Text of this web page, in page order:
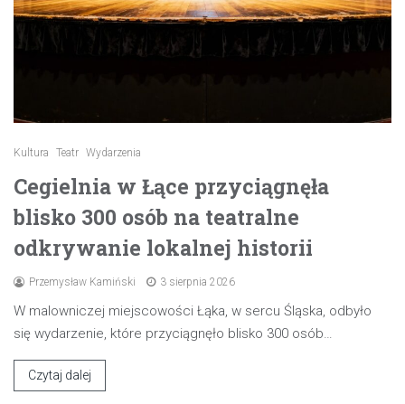
Kultura Teatr Wydarzenia
Cegielnia w Łące przyciągnęła
blisko 300 osób na teatralne
odkrywanie lokalnej historii
Przemysław Kamiński 3 sierpnia 2026
W malowniczej miejscowości Łąka, w sercu Śląska, odbyło
się wydarzenie, które przyciągnęło blisko 300 osób…
Czytaj dalej